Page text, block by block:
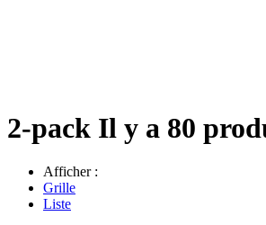
2-pack Il y a 80
Afficher :
Grille
Liste